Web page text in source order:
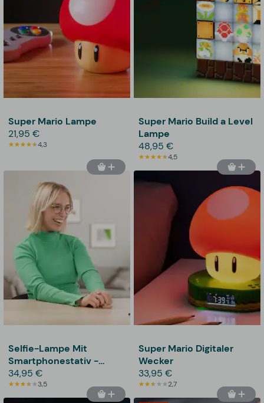
Super Mario Lampe
21,95 €
4,3
Super Mario Build a Level
Lampe
48,95 €
4,5
Selfie-Lampe Mit
Smartphonestativ -
Vooni
34,95 €
3,5
Super Mario Digitaler
Wecker
33,95 €
2,7